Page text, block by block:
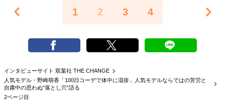
1 2 3 4
インタビューサイト 双葉社 THE CHANGE
人気モデル・野崎萌香「100日コーデで体中に湿疹」人気モデルならではの苦労と
自粛中の思わぬ“落とし穴”語る
2ページ目